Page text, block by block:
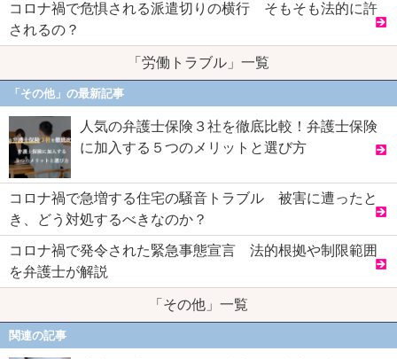
コロナ禍で危惧される派遣切りの横行 そもそも法的に許
されるの？
「労働トラブル」一覧
「その他」の最新記事
人気の弁護士保険３社を徹底比較！弁護士保険
に加入する５つのメリットと選び方
コロナ禍で急増する住宅の騒音トラブル 被害に遭ったと
き、どう対処するべきなのか？
コロナ禍で発令された緊急事態宣言 法的根拠や制限範囲
を弁護士が解説
「その他」一覧
関連の記事